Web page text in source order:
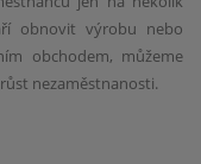
obnovit výrobu nebo
obchodem, můžeme
nezaměstnanosti.